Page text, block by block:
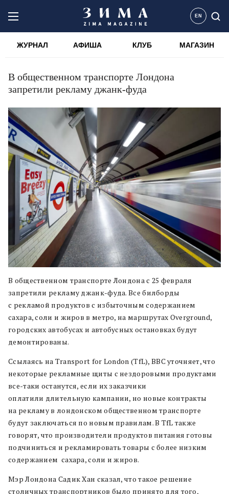
EN
ЖУРНАЛ АФИША КЛУБ МАГАЗИН
В общественном транспорте Лондона
запретили рекламу джанк-фуда
В общественном транспорте Лондона с 25 февраля
запретили рекламу джанк-фуда. Все билборды
с рекламой продуктов с избыточным содержанием
сахара, соли и жиров в метро, на маршрутах Overground,
городских автобусах и автобусных остановках будут
демонтированы.
Ссылаясь на Transport for London (TfL), BBC уточняет, что
некоторые рекламные щиты с нездоровыми продуктами
все-таки останутся, если их заказчики
оплатили длительную кампании, но новые контракты
на рекламу в лондонском общественном транспорте
будут заключаться по новым правилам. В TfL также
говорят, что производители продуктов питания готовы
подчиниться и рекламировать товары с более низким
содержанием сахара, соли и жиров.
Мэр Лондона Садик Хан сказал, что такое решение
столичных транспортников было принято для того,